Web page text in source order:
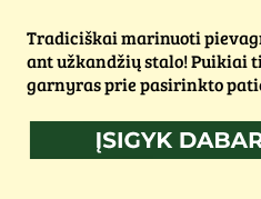
Tradiciškai marinuoti
ant užkandžių stalo! Puikiai
garnyras prie pasirinkto